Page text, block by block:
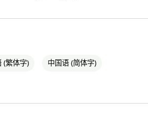
(繁体字) 中国语 (简体字)